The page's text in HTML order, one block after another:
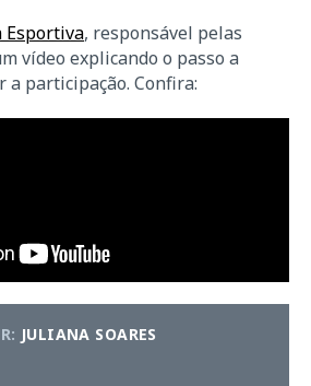
Esportiva, responsável pelas
vídeo explicando o passo a
a participação. Confira:
JULIANA SOARES